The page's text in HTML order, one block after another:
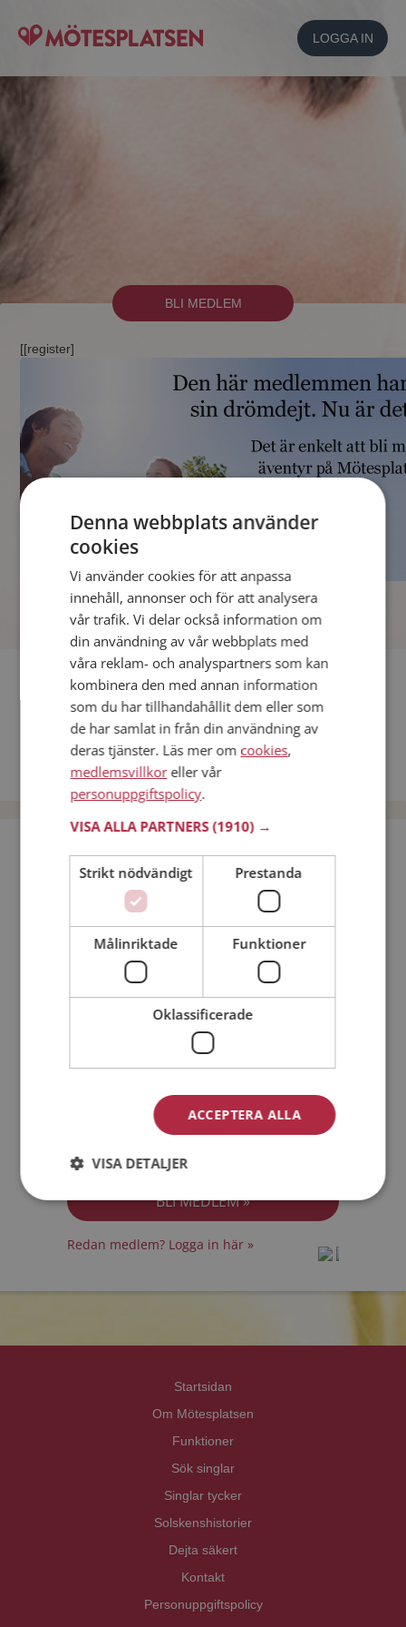
LOGGA IN
BLI MEDLEM
[[register]
Fler singlar
Andra singlar från Stockholm
Dejta män i Sverige
Dejta kvinnor i Sverige
Bli medlem utan kostnad!
Kvinna
Min ålder:
Medlemsvillkoren
Jag accepterarPersonuppgiftspolicyn
Redan medlem? Logga in här »
Startsidan
Om Mötesplatsen
Funktioner
Sök singlar
Singlar tycker
Solskenshistorier
Dejta säkert
Kontakt
Personuppgiftspolicy
Denna webbplats använder
cookies
Vi använder cookies för att anpassa
innehåll, annonser och för att analysera
vår trafik. Vi delar också information om
din användning av vår webbplats med
våra reklam- och analyspartners som kan
kombinera den med annan information
som du har tillhandahållit dem eller som
de har samlat in från din användning av
deras tjänster. Läs mer om cookies,
medlemsvillkoreller vår
personuppgiftspolicy.
VISA ALLA PARTNERS(1910) →
Strikt nödvändigt Prestanda
Målinriktade Funktioner
Oklassificerade
ACCEPTERA ALLA
VISA DETALJER